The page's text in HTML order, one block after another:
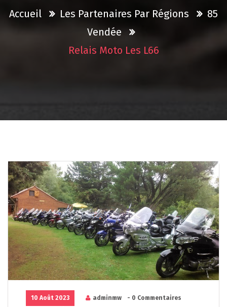
Accueil Les Partenaires Par Régions
85
Vendée
Relais Moto Les L66
10 Août 2023 adminmw
- 0 Commentaires